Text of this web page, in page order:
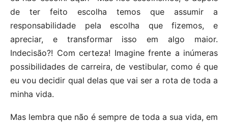
de ter feito escolha temos que assumir a
responsabilidade pela escolha que fizemos, e
apreciar, e transformar isso em algo maior.
Indecisão?! Com certeza! Imagine frente a inúmeras
possibilidades de carreira, de vestibular, como é que
eu vou decidir qual delas que vai ser a rota de toda a
minha vida.
Mas lembra que não é sempre de toda a sua vida, em